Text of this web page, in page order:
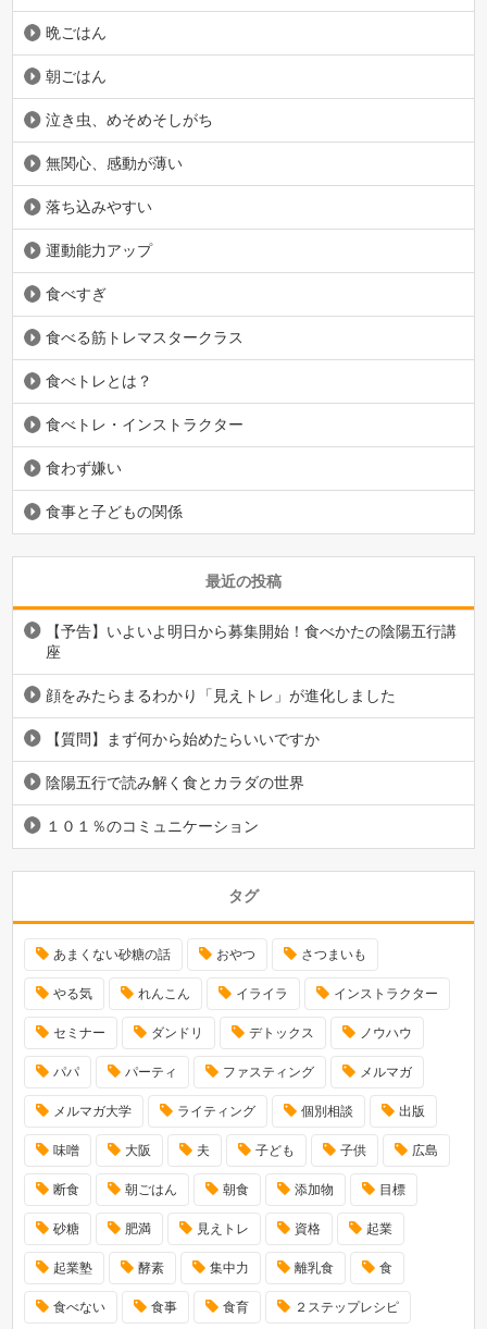
晩ごはん
朝ごはん
泣き虫、めそめそしがち
無関心、感動が薄い
落ち込みやすい
運動能力アップ
食べすぎ
食べる筋トレマスタークラス
食べトレとは？
食べトレ・インストラクター
食わず嫌い
食事と子どもの関係
最近の投稿
【予告】いよいよ明日から募集開始！食べかたの陰陽五行講
座
顔をみたらまるわかり「見えトレ」が進化しました
【質問】まず何から始めたらいいですか
陰陽五行で読み解く食とカラダの世界
１０１％のコミュニケーション
タグ
あまくない砂糖の話 おやつ さつまいも
やる気 れんこん イライラ インストラクター
セミナー ダンドリ デトックス ノウハウ
パパ パーティ ファスティング メルマガ
メルマガ大学 ライティング 個別相談 出版
味噌 大阪 夫 子ども 子供 広島
断食 朝ごはん 朝食 添加物 目標
砂糖 肥満 見えトレ 資格 起業
起業塾 酵素 集中力 離乳食 食
食べない 食事 食育 ２ステップレシピ